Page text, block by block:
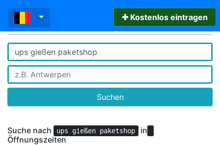
✚ Kostenlos eintragen
Suchen
Suche nach ups gießen paketshop
in
Öffnungszeiten